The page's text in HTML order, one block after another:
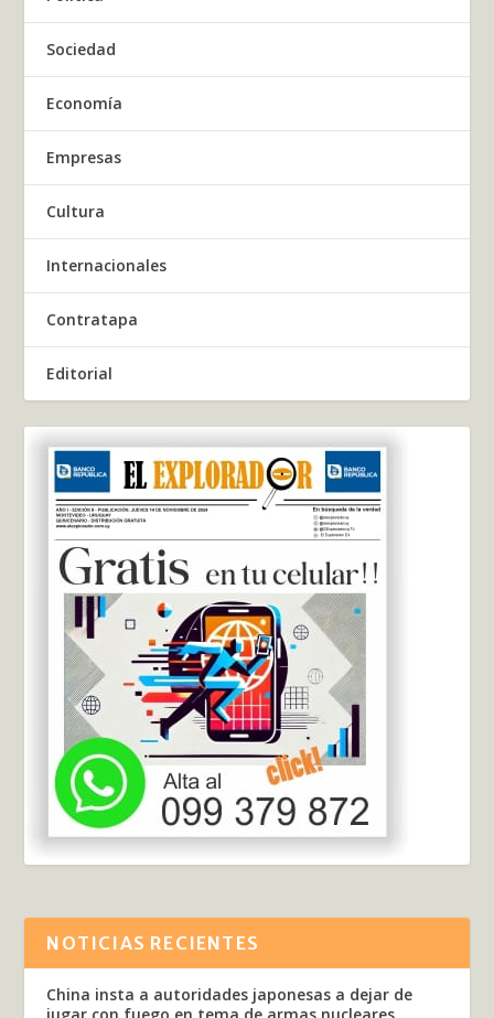
Sociedad
Economía
Empresas
Cultura
Internacionales
Contratapa
Editorial
NOTICIAS RECIENTES
China insta a autoridades japonesas a dejar de
jugar con fuego en tema de armas nucleares